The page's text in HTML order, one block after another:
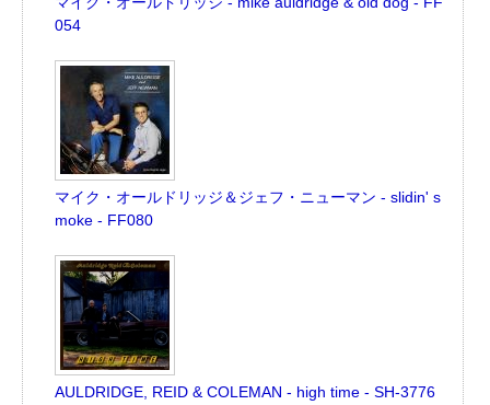
054
マイク・オールドリッジ＆ジェフ・ニューマン - slidin' s
moke - FF080
AULDRIDGE, REID & COLEMAN - high time - SH-3776